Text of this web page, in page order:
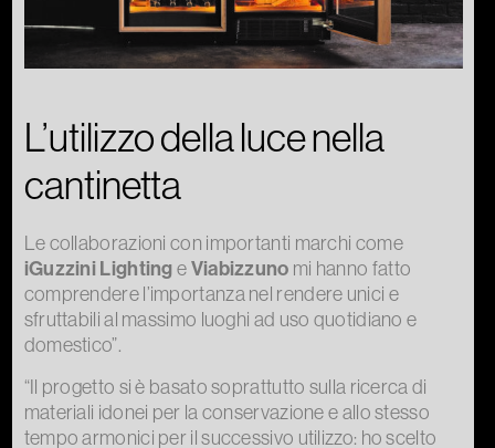
L’utilizzo della luce nella
cantinetta
Le collaborazioni con importanti marchi come
iGuzzini LightingeViabizzuno mi hanno fatto
comprendere l’importanza nel rendere unici e
sfruttabili al massimo luoghi ad uso quotidiano e
domestico”.
“Il progetto si è basato soprattutto sulla ricerca di
materiali idonei per la conservazione e allo stesso
tempo armonici per il successivo utilizzo: ho scelto